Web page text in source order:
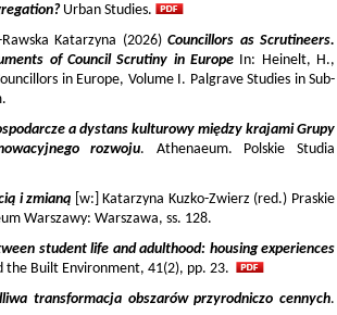
Urban Studies.
Katarzyna (2026) Councillors as Scrutineers.
of Council Scrutiny in EuropeIn: Heinelt, H.,
in Europe, Volume I. Palgrave Studies in Sub-
a dystans kulturowy między krajami Grupy
rozwoju. Athenaeum. Polskie Studia
i zmianą [w:] Katarzyna Kuzko-Zwierz (red.) Praskie
Warszawy: Warszawa, ss. 128.
student life and adulthood: housing experiences
the Built Environment, 41(2), pp. 23.
transformacja obszarów przyrodniczo cennych.